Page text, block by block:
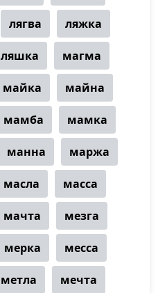
лягва ляжка
ляшка магма
майка майна
мамба мамка
манна маржа
масла масса
мачта мезга
мерка месса
метла мечта